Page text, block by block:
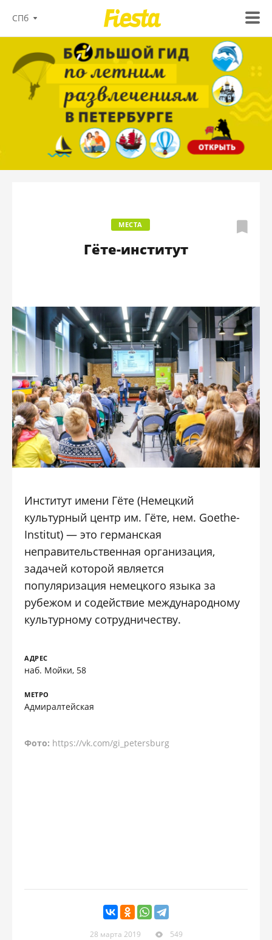
СПб
МЕСТА
Гёте-институт
Институт имени Гёте (Немецкий
культурный центр им. Гёте, нем. Goethe-
Institut) — это германская
неправительственная организация,
задачей которой является
популяризация немецкого языка за
рубежом и содействие международному
культурному сотрудничеству.
АДРЕС
наб. Мойки, 58
МЕТРО
Адмиралтейская
Фото: https://vk.com/gi_petersburg
28 марта 2019 549